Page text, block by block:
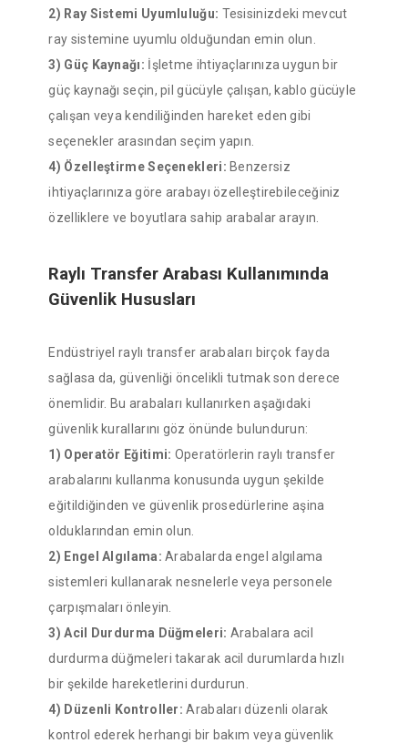
2) Ray Sistemi Uyumluluğu: Tesisinizdeki mevcut
ray sistemine uyumlu olduğundan emin olun.
3) Güç Kaynağı: İşletme ihtiyaçlarınıza uygun bir
güç kaynağı seçin, pil gücüyle çalışan, kablo gücüyle
çalışan veya kendiliğinden hareket eden gibi
seçenekler arasından seçim yapın.
4) Özelleştirme Seçenekleri: Benzersiz
ihtiyaçlarınıza göre arabayı özelleştirebileceğiniz
özelliklere ve boyutlara sahip arabalar arayın.
Raylı Transfer Arabası Kullanımında
Güvenlik Hususları
Endüstriyel raylı transfer arabaları birçok fayda
sağlasa da, güvenliği öncelikli tutmak son derece
önemlidir. Bu arabaları kullanırken aşağıdaki
güvenlik kurallarını göz önünde bulundurun:
1) Operatör Eğitimi: Operatörlerin raylı transfer
arabalarını kullanma konusunda uygun şekilde
eğitildiğinden ve güvenlik prosedürlerine aşina
olduklarından emin olun.
2) Engel Algılama: Arabalarda engel algılama
sistemleri kullanarak nesnelerle veya personele
çarpışmaları önleyin.
3) Acil Durdurma Düğmeleri: Arabalara acil
durdurma düğmeleri takarak acil durumlarda hızlı
bir şekilde hareketlerini durdurun.
4) Düzenli Kontroller: Arabaları düzenli olarak
kontrol ederek herhangi bir bakım veya güvenlik